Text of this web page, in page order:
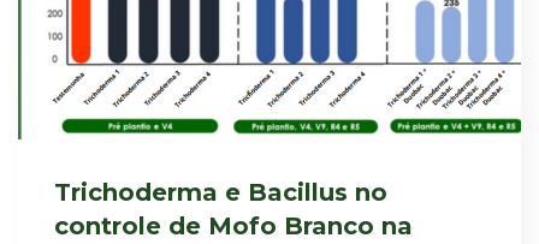
Trichoderma e Bacillus no
controle de Mofo Branco na